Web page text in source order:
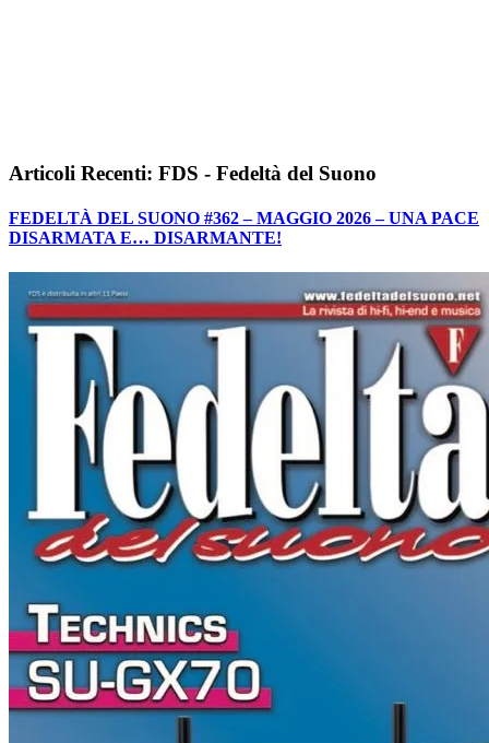
Articoli Recenti: FDS - Fedeltà del Suono
FEDELTÀ DEL SUONO #362 – MAGGIO 2026 – UNA PACE
DISARMATA E… DISARMANTE!